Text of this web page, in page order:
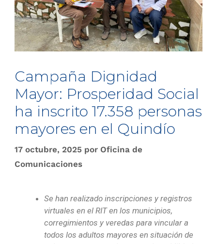
Campaña Dignidad
Mayor: Prosperidad Social
ha inscrito 17.358 personas
mayores en el Quindío
17 octubre, 2025 por Oficina de
Comunicaciones
Se han realizado inscripciones y registros
virtuales en el RIT en los municipios,
corregimientos y veredas para vincular a
todos los adultos mayores en situación de